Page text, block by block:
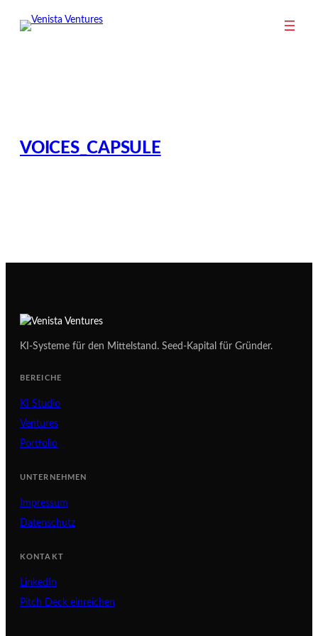
Inhalt
VOICES_CAPSULE
KI-Systeme für den Mittelstand. Seed-Kapital für Gründer.
BEREICHE
KI Studio
Ventures
Portfolio
UNTERNEHMEN
Impressum
Datenschutz
KONTAKT
LinkedIn
Pitch Deck einreichen